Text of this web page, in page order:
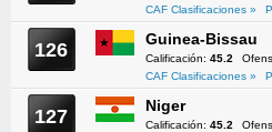
CAF Clasificaciones »
126 Guinea-Bissau
Calificación: 45.2
CAF Clasificaciones »
127 Niger
Calificación: 45.2